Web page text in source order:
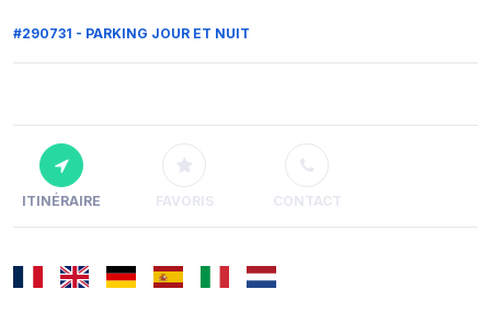
#290731 - PARKING JOUR ET NUIT
ITINÉRAIRE FAVORIS CONTACT